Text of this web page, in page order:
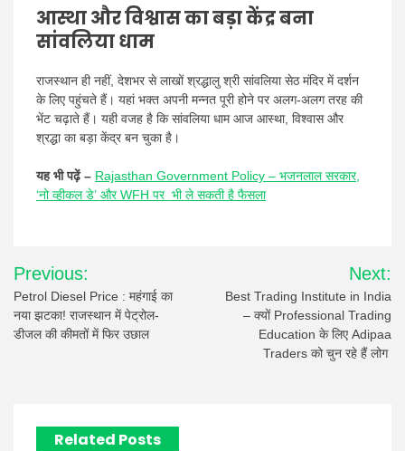
आस्था और विश्वास का बड़ा केंद्र बना
सांवलिया धाम
राजस्थान ही नहीं, देशभर से लाखों श्रद्धालु श्री सांवलिया सेठ मंदिर में दर्शन
के लिए पहुंचते हैं। यहां भक्त अपनी मन्नत पूरी होने पर अलग-अलग तरह की
भेंट चढ़ाते हैं। यही वजह है कि सांवलिया धाम आज आस्था, विश्वास और
श्रद्धा का बड़ा केंद्र बन चुका है।
यह भी पढ़ें – Rajasthan Government Policy – भजनलाल सरकार,
‘नो व्हीकल डे’ और WFH पर भी ले सकती है फैसला
Post
navigation
Previous:
Petrol Diesel Price : महंगाई का
नया झटका! राजस्थान में पेट्रोल-
डीजल की कीमतों में फिर उछाल
Next:
Best Trading Institute in India
– क्यों Professional Trading
Education के लिए Adipaa
Traders को चुन रहे हैं लोग
Related Posts